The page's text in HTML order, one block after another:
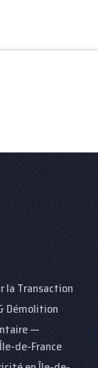
la Transaction
Démolition
—
de-France